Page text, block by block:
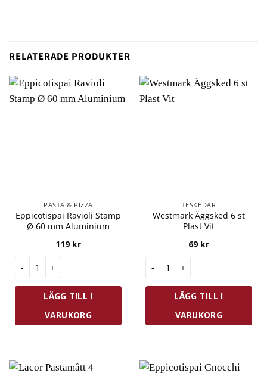
RELATERADE PRODUKTER
PASTA & PIZZA
Eppicotispai Ravioli Stamp
Ø 60 mm Aluminium
119 kr
Eppicotispai Ravioli Stamp Ø 60 mm Aluminium mängd
LÄGG TILL I
VARUKORG
TESKEDAR
Westmark Äggsked 6 st
Plast Vit
69 kr
Westmark Äggsked 6 st Plast
LÄGG TILL I
VARUKORG